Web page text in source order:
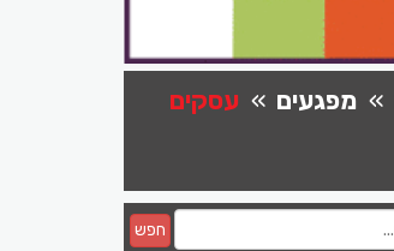
מפגעים
עסקים
חפש